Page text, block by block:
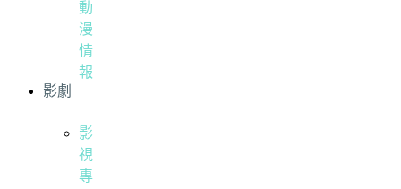
動
漫
情
報
影劇
影
視
專